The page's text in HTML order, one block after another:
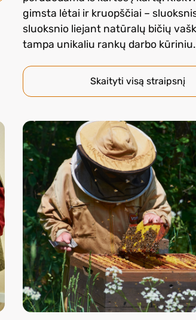
gimsta lėtai ir kruopščiai –
sluoksnio liejant natūralų bičių
tampa unikaliu rankų darbo kūriniu.
Skaityti visą straipsnį